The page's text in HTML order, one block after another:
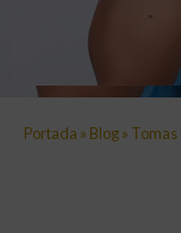
Portada » Blog» Tomas